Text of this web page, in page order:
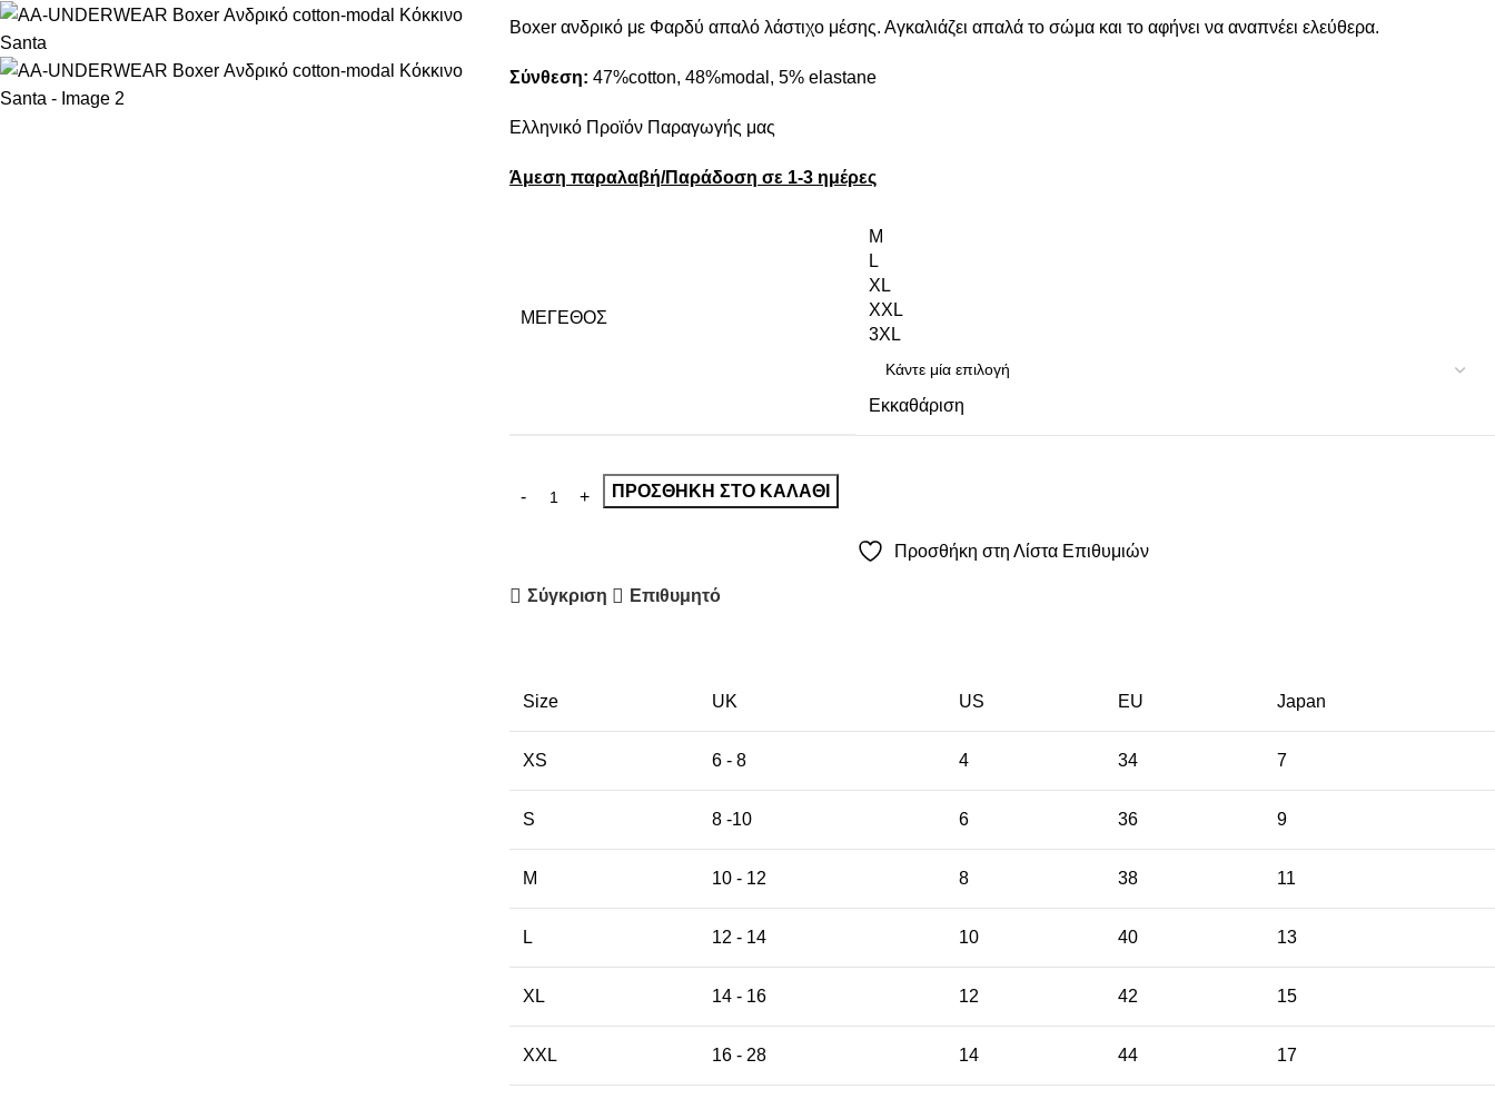
Boxer ανδρικό με Φαρδύ απαλό λάστιχο μέσης. Αγκαλιάζει απαλά το σώμα και το αφήνει να αναπνέει ελεύθερα.
Σύνθεση: 47%cotton, 48%modal, 5% elastane
Ελληνικό Προϊόν Παραγωγής μας
Άμεση παραλαβή/Παράδοση σε 1-3 ημέρες
ΜΈΓΕΘΟΣ
M
L
XL
XXL
3XL
Εκκαθάριση
ΠΡΟΣΘΉΚΗ ΣΤΟ ΚΑΛΆΘΙ
Προσθήκη στη Λίστα Επιθυμιών
Σύγκριση Επιθυμητό
Size UK US EU Japan
XS 6 - 8 4 34 7
S 8 -10 6 36 9
M 10 - 12 8 38 11
L 12 - 14 10 40 13
XL 14 - 16 12 42 15
XXL 16 - 28 14 44 17